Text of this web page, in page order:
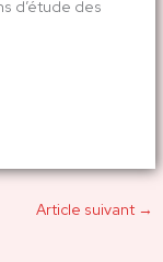
d’étude des
Article suivant →